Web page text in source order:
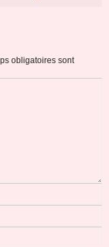
obligatoires sont